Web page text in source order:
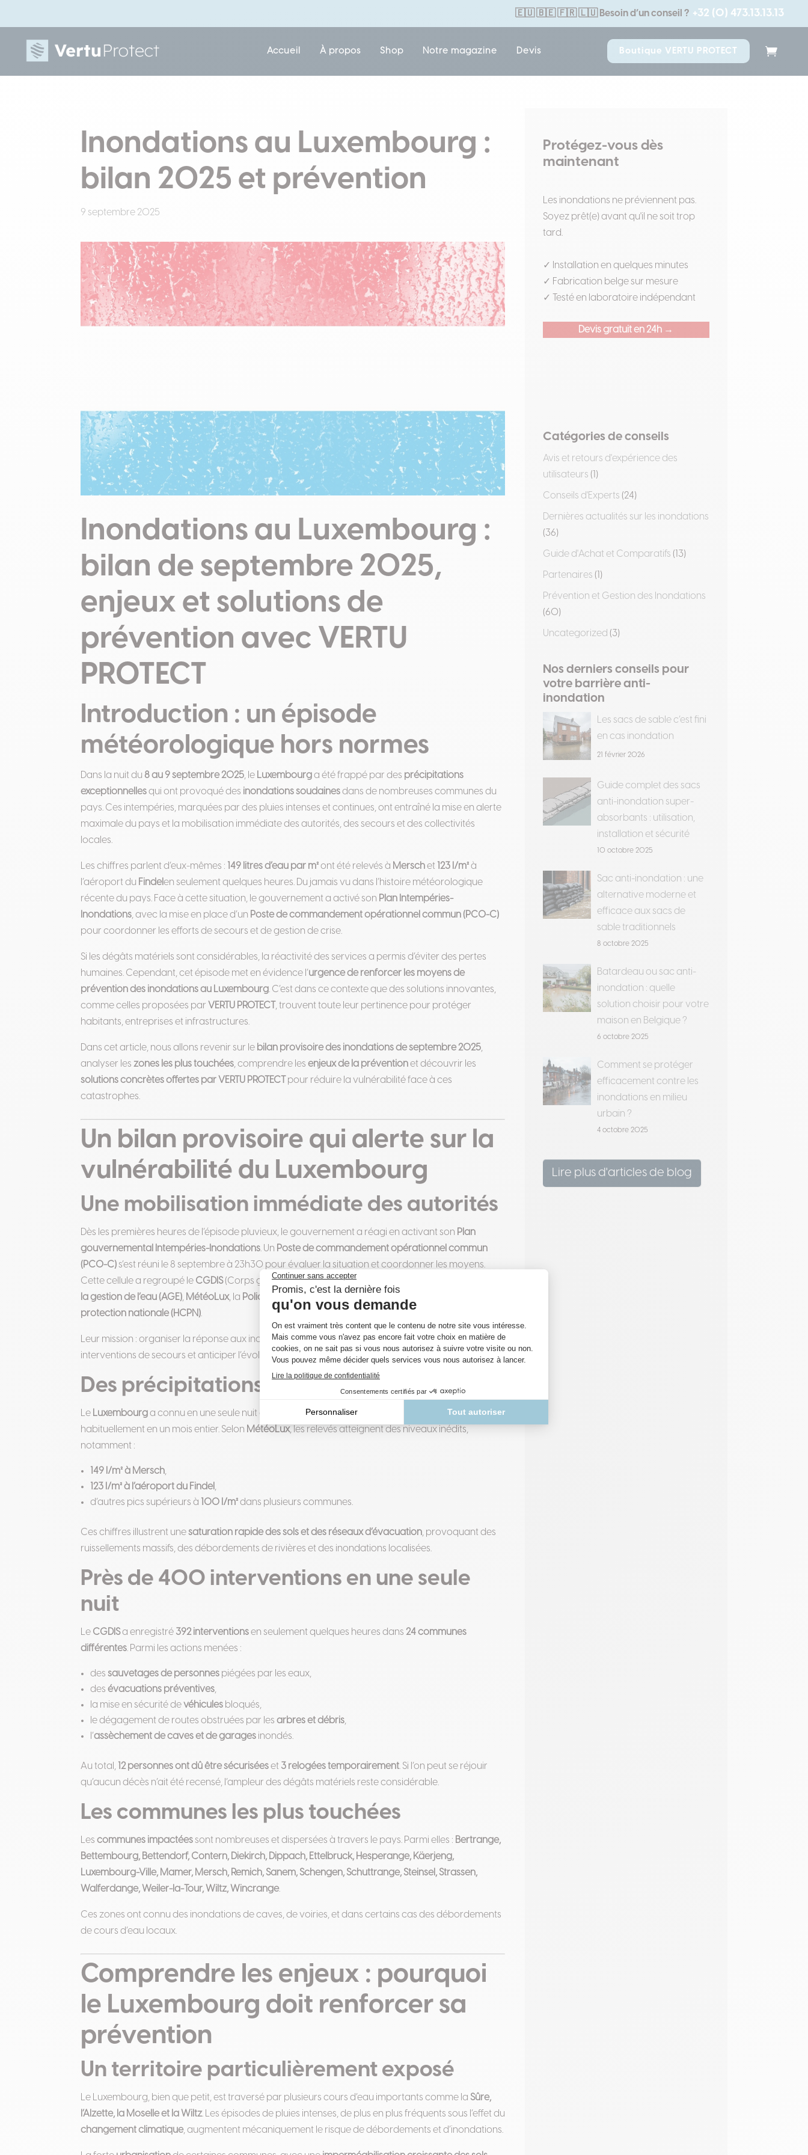
🇪🇺🇧🇪 🇫🇷 🇱🇺 Besoin d’un conseil ? +32 (0) 473.13.13.13
Accueil À propos Shop Notre magazine Devis Boutique VERTU PROTECT
Inondations au Luxembourg :
bilan 2025 et prévention
9 septembre 2025
Inondations au Luxembourg :
bilan de septembre 2025,
enjeux et solutions de
prévention avec VERTU
PROTECT
Introduction : un épisode
météorologique hors normes
Dans la nuit du 8 au 9 septembre 2025, le Luxembourga été frappé par des précipitations
exceptionnellesqui ont provoqué des inondations soudainesdans de nombreuses communes du
pays. Ces intempéries, marquées par des pluies intenses et continues, ont entraîné la mise en alerte
maximale du pays et la mobilisation immédiate des autorités, des secours et des collectivités
locales.
Les chiffres parlent d’eux-mêmes : 149 litres d’eau par m²ont été relevés à Merschet 123 l/m²à
l’aéroport du Findelen seulement quelques heures. Du jamais vu dans l’histoire météorologique
récente du pays. Face à cette situation, le gouvernement a activé son Plan Intempéries-
Inondations, avec la mise en place d’un Poste de commandement opérationnel commun (PCO-C)
pour coordonner les efforts de secours et de gestion de crise.
Si les dégâts matériels sont considérables, la réactivité des services a permis d’éviter des pertes
humaines. Cependant, cet épisode met en évidence l’urgence de renforcer les moyens de
prévention des inondations au Luxembourg. C’est dans ce contexte que des solutions innovantes,
comme celles proposées par VERTU PROTECT , trouvent toute leur pertinence pour protéger
habitants, entreprises et infrastructures.
Dans cet article, nous allons revenir sur le bilan provisoire des inondations de septembre 2025,
analyser leszones les plus touchées, comprendre lesenjeux de la préventionet découvrir les
solutions concrètes offertes par VERTU PROTECT
pour réduire la vulnérabilité face à ces
catastrophes.
Un bilan provisoire qui alerte sur la
vulnérabilité du Luxembourg
Une mobilisation immédiate des autorités
Dès les premières heures de l’épisode pluvieux, le gouvernement a réagi en activant son Plan
gouvernemental Intempéries-Inondations. Un Poste de commandement opérationnel commun
(PCO-C) s’est réuni le 8 septembre à 23h30 pour évaluer la situation et coordonner les moyens.
Cette cellule a regroupé le CGDIS(Corps grand-ducal d’incendie et de secours), l’
la gestion de l’eau (AGE), MétéoLux, la Police grand-ducale ainsi que le
Haut-commissariat à la
protection nationale (HCPN).
Leur mission : organiser la réponse aux inondations, sécuriser les zones à risque, coordonner les
interventions de secours et anticiper l’évolution des crues.
Des précipitations records
Le Luxembourga connu en une seule nuit des cumuls de pluie comparables à ce qui tombe
habituellement en un mois entier. Selon MétéoLux, les relevés atteignent des niveaux inédits,
notamment :
149 l/m² à Mersch,
123 l/m² à l’aéroport du Findel ,
d’autres pics supérieurs à 100 l/m²dans plusieurs communes.
Ces chiffres illustrent unesaturation rapide des sols et des réseaux d’évacuation, provoquant des
ruissellements massifs, des débordements de rivières et des inondations localisées.
Près de 400 interventions en une seule
nuit
Le CGDISa enregistré 392 interventionsen seulement quelques heures dans24 communes
différentes. Parmi les actions menées :
dessauvetages de personnes piégées par les eaux,
desévacuations préventives,
la mise en sécurité devéhicules bloqués,
le dégagement de routes obstruées par lesarbres et débris,
l’assèchement de caves et de garages inondés.
Au total, 12 personnes ont dû être sécuriséeset 3 relogées temporairement. Si l’on peut se réjouir
qu’aucun décès n’ait été recensé, l’ampleur des dégâts matériels reste considérable.
Les communes les plus touchées
Lescommunes impactées sont nombreuses et dispersées à travers le pays. Parmi elles : Bertrange,
Bettembourg, Bettendorf, Contern, Diekirch, Dippach, Ettelbruck, Hesperange, Käerjeng,
Luxembourg-Ville, Mamer, Mersch, Remich, Sanem, Schengen, Schuttrange, Steinsel, Strassen,
Walferdange, Weiler-la-Tour, Wiltz, Wincrange.
Ces zones ont connu des inondations de caves, de voiries, et dans certains cas des débordements
de cours d’eau locaux.
Comprendre les enjeux : pourquoi
le Luxembourg doit renforcer sa
prévention
Un territoire particulièrement exposé
Le Luxembourg, bien que petit, est traversé par plusieurs cours d’eau importants comme la Sûre,
l’Alzette, la Moselle et la Wiltz. Les épisodes de pluies intenses, de plus en plus fréquents sous l’effet du
changement climatique, augmentent mécaniquement le risque de débordements et d’inondations.
Protégez-vous dès
maintenant
Les inondations ne préviennent pas.
Soyez prêt(e) avant qu'il ne soit trop
tard.
✓ Installation en quelques minutes
✓ Fabrication belge sur mesure
✓ Testé en laboratoire indépendant
Devis gratuit en 24h →
Catégories de conseils
Avis et retours d'expérience des
utilisateurs (1)
Conseils d'Experts (24)
Dernières actualités sur les inondations
(36)
Guide d'Achat et Comparatifs (13)
Partenaires (1)
Prévention et Gestion des Inondations
(60)
Uncategorized (3)
Nos derniers conseils pour
votre barrière anti-
inondation
Les sacs de sable c’est fini
en cas inondation
21 février 2026
Guide complet des sacs
anti-inondation super-
absorbants : utilisation,
installation et sécurité
10 octobre 2025
Sac anti-inondation : une
alternative moderne et
efficace aux sacs de
sable traditionnels
8 octobre 2025
Batardeau ou sac anti-
inondation : quelle
solution choisir pour votre
maison en Belgique ?
6 octobre 2025
Comment se protéger
efficacement contre les
inondations en milieu
urbain ?
4 octobre 2025
Lire plus d'articles de blog